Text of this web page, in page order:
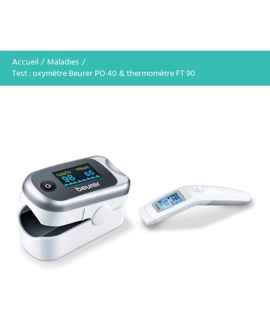
Accueil
Maladies
Test : oxymètre Beurer PO 40 & thermomètre FT 90